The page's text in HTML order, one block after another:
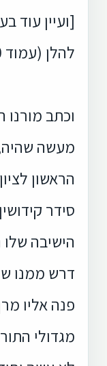
[ועיין עוד
להלן (עמוד 210)].
וכתב
מעשה
הראשון
סידר
הישיבה
דרש ממנו
פנה אליו
מגדולי